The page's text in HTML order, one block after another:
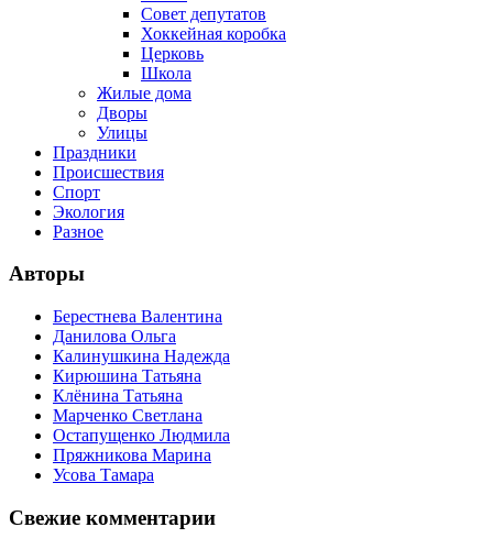
Совет депутатов
Хоккейная коробка
Церковь
Школа
Жилые дома
Дворы
Улицы
Праздники
Происшествия
Спорт
Экология
Разное
Авторы
Берестнева Валентина
Данилова Ольга
Калинушкина Надежда
Кирюшина Татьяна
Клёнина Татьяна
Марченко Светлана
Остапущенко Людмила
Пряжникова Марина
Усова Тамара
Свежие комментарии